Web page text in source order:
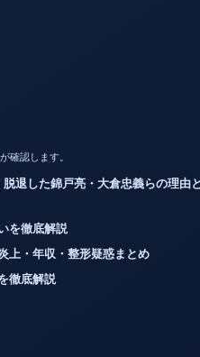
確認します。
退した錦戸亮・大倉忠義らの理由
を徹底解説
上・年収・整形疑惑まとめ
徹底解説